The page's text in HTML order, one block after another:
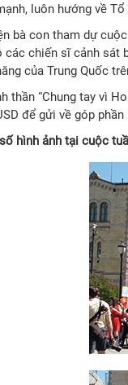
luôn hướng về
bà con tham dự
các chiến sĩ cảnh sát
của Trung Quốc
thần “Chung tay vì
để gửi về góp
hình ảnh tại cuộc